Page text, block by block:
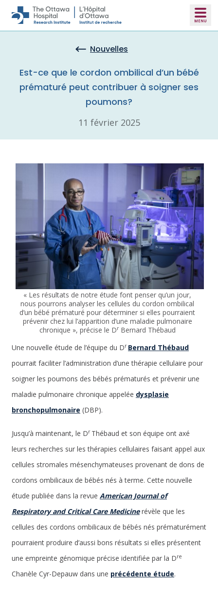
Skip to main content
Nouvelles
Est-ce que le cordon ombilical d’un bébé
prématuré peut contribuer à soigner ses
poumons?
11 février 2025
« Les résultats de notre étude font penser qu’un jour,
nous pourrons analyser les cellules du cordon ombilical
d’un bébé prématuré pour déterminer si elles pourraient
prévenir chez lui l’apparition d’une maladie pulmonaire
chronique », précise le DrBernard Thébaud
Une nouvelle étude de l’équipe du Dr Bernard Thébaud
pourrait faciliter l’administration d’une thérapie cellulaire pour
soigner les poumons des bébés prématurés et prévenir une
maladie pulmonaire chronique appelée dysplasie
bronchopulmonaire (DBP).
Jusqu’à maintenant, le Dr Thébaud et son équipe ont axé
leurs recherches sur les thérapies cellulaires faisant appel aux
cellules stromales mésenchymateuses provenant de dons de
cordons ombilicaux de bébés nés à terme. Cette nouvelle
étude publiée dans la revue American Journal of
Respiratory and Critical Care Medicinerévèle que les
cellules des cordons ombilicaux de bébés nés prématurément
pourraient produire d’aussi bons résultats si elles présentent
une empreinte génomique précise identifiée par la Dre
Chanèle Cyr-Depauw dans une précédente étude.